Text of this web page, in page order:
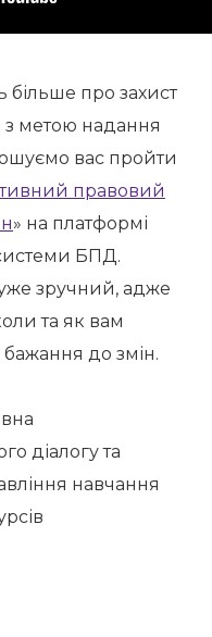
більше про захист
з метою надання
вас пройти
правовий
» на платформі
БПД.
зручний, адже
та як вам
до змін.
діалогу та
навчання